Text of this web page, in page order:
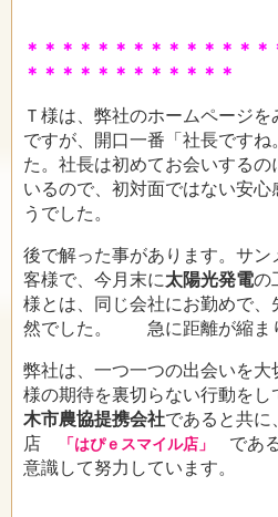
＊＊＊＊＊＊＊＊＊＊＊＊＊
＊＊＊＊＊＊＊＊＊＊＊＊
Ｔ様は、弊社のホームページ
ですが、開口一番「社長です
た。社長は初めてお会いする
いるので、初対面ではない安
うでした。
後で解った事があります。サン
客様で、今月末に太陽光発電の
様とは、同じ会社にお勤めで
然でした。 急に距離が縮ま
弊社は、一つ一つの出会いを
様の期待を裏切らない行動をし
木市農協提携会社であると共
店
「はぴｅスマイル店」 であ
意識して努力しています。